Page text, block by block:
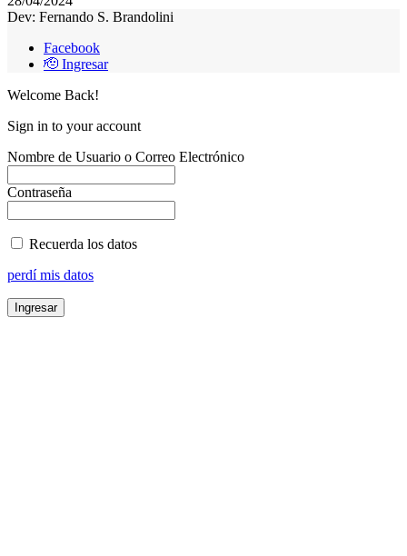
Dev: Fernando S. Brandolini
Facebook
🫡 Ingresar
Welcome Back!
Sign in to your account
Nombre de Usuario o Correo Electrónico
Contraseña
Recuerda los datos
perdí mis datos